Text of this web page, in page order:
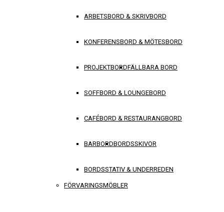
ARBETSBORD & SKRIVBORD
KONFERENSBORD & MÖTESBORD
PROJEKTBORDFÄLLBARA BORD
SOFFBORD & LOUNGEBORD
CAFÉBORD & RESTAURANGBORD
BARBORDBORDSSKIVOR
BORDSSTATIV & UNDERREDEN
FÖRVARINGSMÖBLER